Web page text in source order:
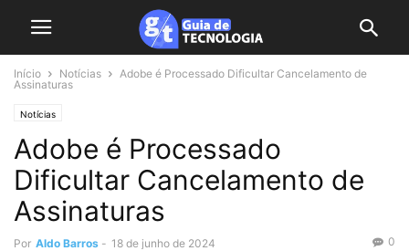
Início Notícias
Adobe é Processado Dificultar Cancelamento de
Assinaturas
Notícias
Adobe é Processado
Dificultar Cancelamento de
Assinaturas
Por Aldo Barros - 18 de junho de 2024 0